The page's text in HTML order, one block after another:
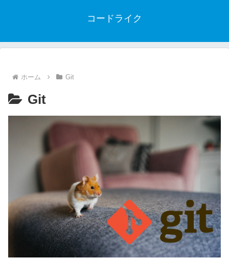
コードライク
ホーム Git
Git